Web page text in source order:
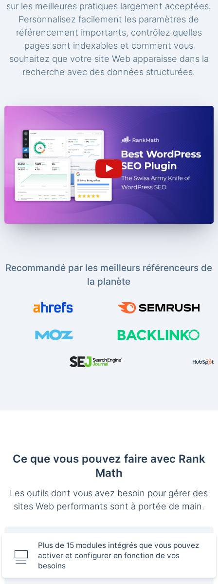
sur les meilleures pratiques largement acceptées.
Personnalisez facilement les paramètres de
référencement importants, contrôlez quelles
pages sont indexables et comment vous
souhaitez que votre site Web apparaisse dans la
recherche avec des données structurées.
Recommandé par les meilleurs référenceurs de
la planète
Ce que vous pouvez faire avec Rank
Math
Les outils dont vous avez besoin pour gérer des
sites Web performants sont à portée de main.
Plus de 15 modules intégrés que vous pouvez
activer et configurer en fonction de vos
besoins